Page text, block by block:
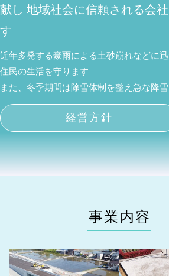
献し 地域社会に信頼される会
す
近年多発する豪雨による土砂崩れなどに
住民の生活を守ります
また、冬季期間は除雪体制を整え急な降
経営方針
事業内容